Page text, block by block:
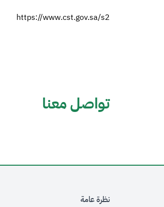
https://www.cst.gov.sa/s2
تواصل معنا
نظرة عامة